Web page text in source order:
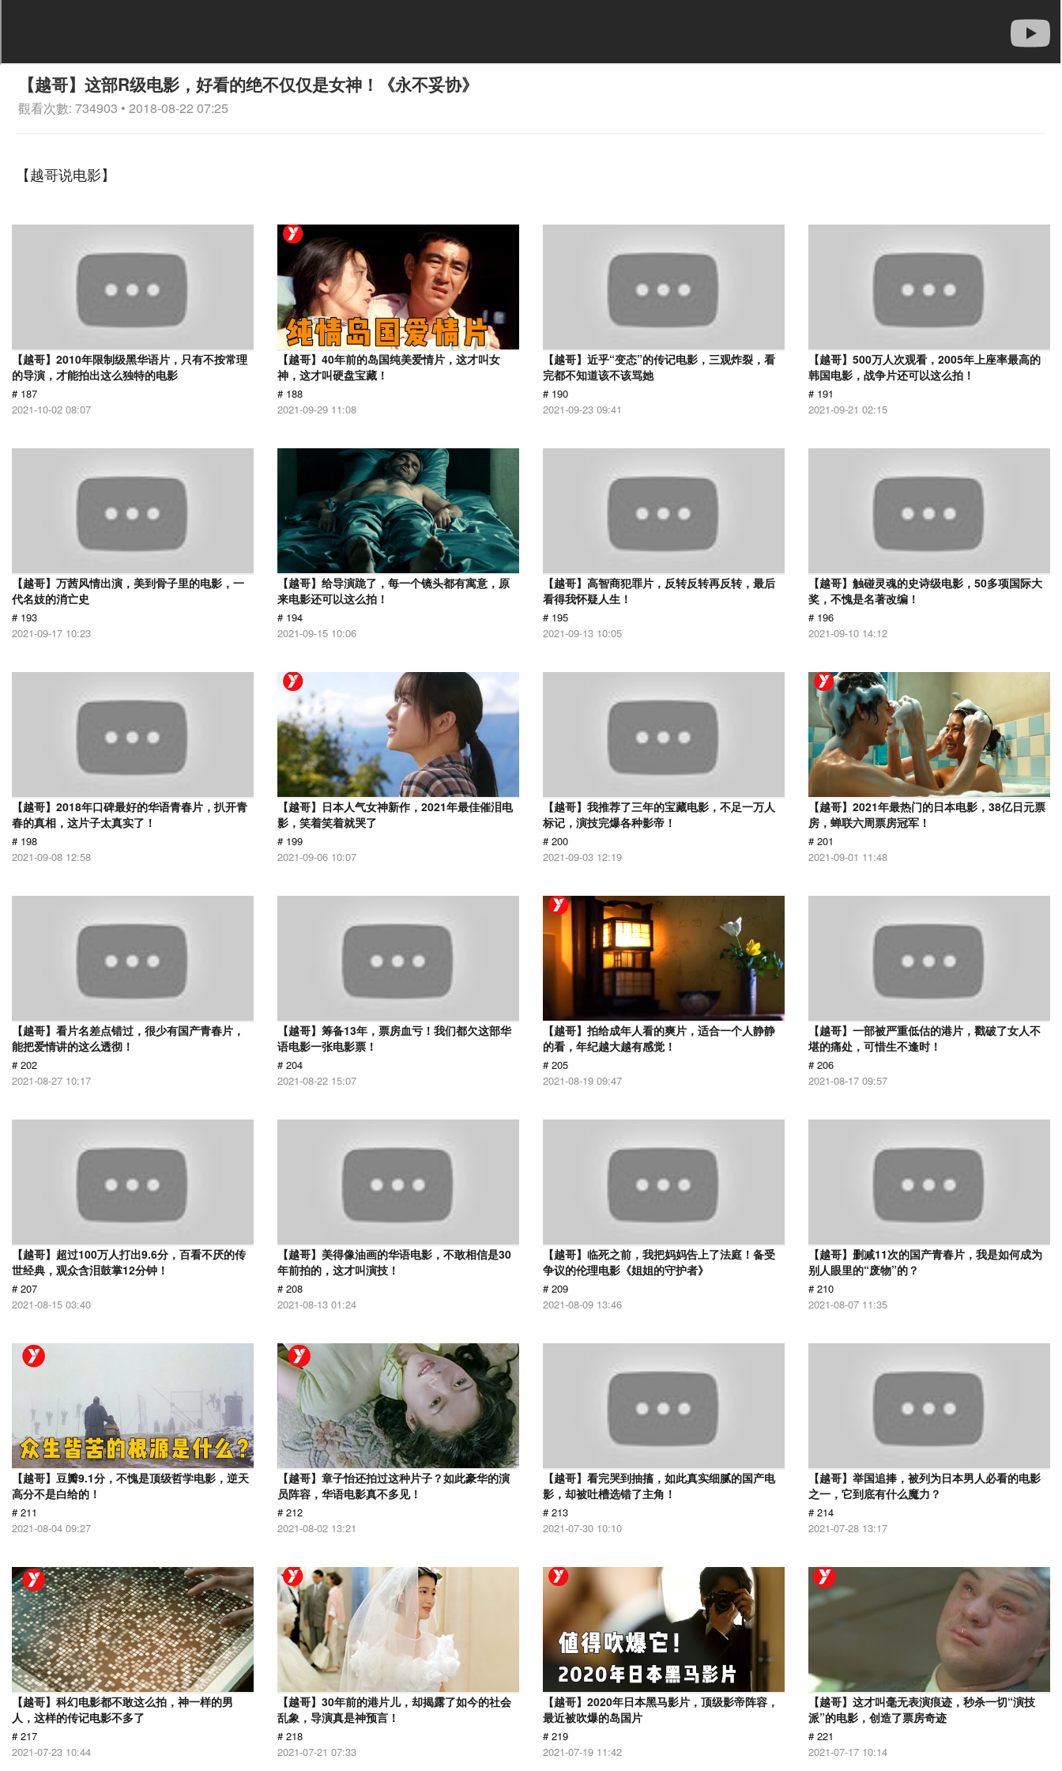
【越哥】这部R级电影，好看的绝不仅仅是女神！《永不妥协》
觀看次數: 734903 • 2018-08-22 07:25
【越哥说电影】
【越哥】2010年限制级黑华语片，只有不按常理
的导演，才能拍出这么独特的电影
# 187
2021-10-02 08:07
【越哥】40年前的岛国纯美爱情片，这才叫女
神，这才叫硬盘宝藏！
# 188
2021-09-29 11:08
【越哥】近乎“变态”的传记电影，三观炸裂，看
完都不知道该不该骂她
# 190
2021-09-23 09:41
【越哥】500万人次观看，2005年上座率最高的
韩国电影，战争片还可以这么拍！
# 191
2021-09-21 02:15
【越哥】万茜风情出演，美到骨子里的电影，一
代名妓的消亡史
# 193
2021-09-17 10:23
【越哥】给导演跪了，每一个镜头都有寓意，原
来电影还可以这么拍！
# 194
2021-09-15 10:06
【越哥】高智商犯罪片，反转反转再反转，最后
看得我怀疑人生！
# 195
2021-09-13 10:05
【越哥】触碰灵魂的史诗级电影，50多项国际大
奖，不愧是名著改编！
# 196
2021-09-10 14:12
【越哥】2018年口碑最好的华语青春片，扒开青
春的真相，这片子太真实了！
# 198
2021-09-08 12:58
【越哥】日本人气女神新作，2021年最佳催泪电
影，笑着笑着就哭了
# 199
2021-09-06 10:07
【越哥】我推荐了三年的宝藏电影，不足一万人
标记，演技完爆各种影帝！
# 200
2021-09-03 12:19
【越哥】2021年最热门的日本电影，38亿日元票
房，蝉联六周票房冠军！
# 201
2021-09-01 11:48
【越哥】看片名差点错过，很少有国产青春片，
能把爱情讲的这么透彻！
# 202
2021-08-27 10:17
【越哥】筹备13年，票房血亏！我们都欠这部华
语电影一张电影票！
# 204
2021-08-22 15:07
【越哥】拍给成年人看的爽片，适合一个人静静
的看，年纪越大越有感觉！
# 205
2021-08-19 09:47
【越哥】一部被严重低估的港片，戳破了女人不
堪的痛处，可惜生不逢时！
# 206
2021-08-17 09:57
【越哥】超过100万人打出9.6分，百看不厌的传
世经典，观众含泪鼓掌12分钟！
# 207
2021-08-15 03:40
【越哥】美得像油画的华语电影，不敢相信是30
年前拍的，这才叫演技！
# 208
2021-08-13 01:24
【越哥】临死之前，我把妈妈告上了法庭！备受
争议的伦理电影《姐姐的守护者》
# 209
2021-08-09 13:46
【越哥】删减11次的国产青春片，我是如何成为
别人眼里的“废物”的？
# 210
2021-08-07 11:35
【越哥】豆瓣9.1分，不愧是顶级哲学电影，逆天
高分不是白给的！
# 211
2021-08-04 09:27
【越哥】章子怡还拍过这种片子？如此豪华的演
员阵容，华语电影真不多见！
# 212
2021-08-02 13:21
【越哥】看完哭到抽搐，如此真实细腻的国产电
影，却被吐槽选错了主角！
# 213
2021-07-30 10:10
【越哥】举国追捧，被列为日本男人必看的电影
之一，它到底有什么魔力？
# 214
2021-07-28 13:17
【越哥】科幻电影都不敢这么拍，神一样的男
人，这样的传记电影不多了
# 217
2021-07-23 10:44
【越哥】30年前的港片儿，却揭露了如今的社会
乱象，导演真是神预言！
# 218
2021-07-21 07:33
【越哥】2020年日本黑马影片，顶级影帝阵容，
最近被吹爆的岛国片
# 219
2021-07-19 11:42
【越哥】这才叫毫无表演痕迹，秒杀一切“演技
派”的电影，创造了票房奇迹
# 221
2021-07-17 10:14